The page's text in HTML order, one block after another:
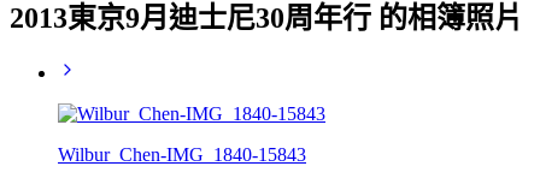
2013東京9月迪士尼30周年行 的相簿照片
Wilbur_Chen-IMG_1840-15843